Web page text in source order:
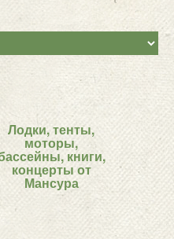
Лодки, тенты,
моторы,
книги,
концерты от
Мансура